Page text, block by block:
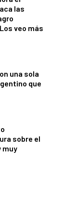
las
veo más
una sola
que
sobre el
muy